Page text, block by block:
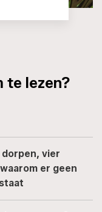
te lezen?
dorpen, vier
er geen